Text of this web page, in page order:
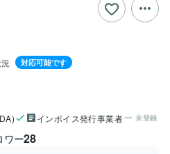
対応可能です
インボイス発行事業者 未登録
ワー28